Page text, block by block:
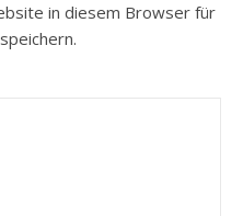
in diesem Browser für